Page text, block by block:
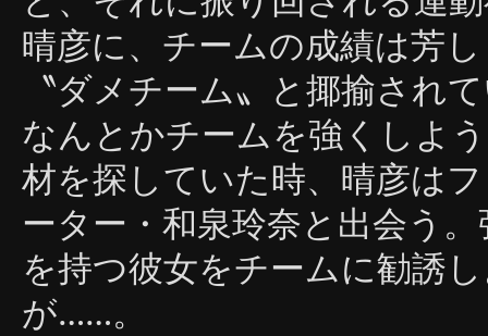
晴彦に、チームの成績は芳
〝ダメチーム〟と揶揄され
なんとかチームを強くしよ
材を探していた時、晴彦は
ーター・和泉玲奈と出会う
を持つ彼女をチームに勧誘
が……。